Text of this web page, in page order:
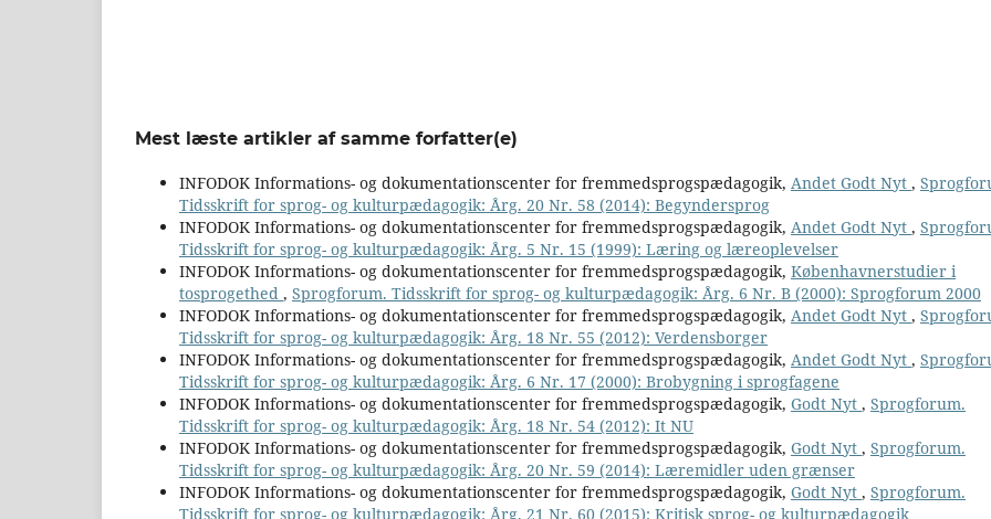
Mest læste artikler af samme forfatter(e)
INFODOK Informations- og dokumentationscenter for fremmedsprogspædagogik, Andet Godt Nyt ,
Tidsskrift for sprog- og kulturpædagogik: Årg. 20 Nr. 58 (2014): Begyndersprog
INFODOK Informations- og dokumentationscenter for fremmedsprogspædagogik, Andet Godt Nyt ,
Tidsskrift for sprog- og kulturpædagogik: Årg. 5 Nr. 15 (1999): Læring og læreoplevelser
INFODOK Informations- og dokumentationscenter for fremmedsprogspædagogik, Københavnerstudier i
tosprogethed , Sprogforum. Tidsskrift for sprog- og kulturpædagogik: Årg. 6 Nr. B (2000): Sprogforum 2000
INFODOK Informations- og dokumentationscenter for fremmedsprogspædagogik, Andet Godt Nyt ,
Tidsskrift for sprog- og kulturpædagogik: Årg. 18 Nr. 55 (2012): Verdensborger
INFODOK Informations- og dokumentationscenter for fremmedsprogspædagogik, Andet Godt Nyt ,
Tidsskrift for sprog- og kulturpædagogik: Årg. 6 Nr. 17 (2000): Brobygning i sprogfagene
INFODOK Informations- og dokumentationscenter for fremmedsprogspædagogik, Godt Nyt , Sprogforum.
Tidsskrift for sprog- og kulturpædagogik: Årg. 18 Nr. 54 (2012): It NU
INFODOK Informations- og dokumentationscenter for fremmedsprogspædagogik, Godt Nyt , Sprogforum.
Tidsskrift for sprog- og kulturpædagogik: Årg. 20 Nr. 59 (2014): Læremidler uden grænser
INFODOK Informations- og dokumentationscenter for fremmedsprogspædagogik, Godt Nyt , Sprogforum.
Tidsskrift for sprog- og kulturpædagogik: Årg. 21 Nr. 60 (2015): Kritisk sprog- og kulturpædagogik